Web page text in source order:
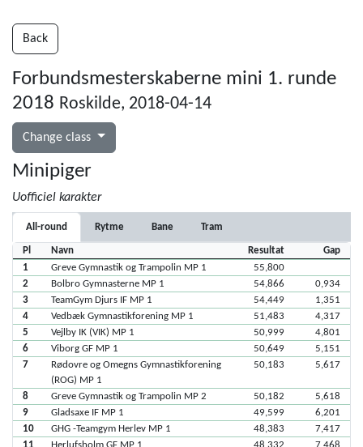
Back
Forbundsmesterskaberne mini 1. runde
2018 Roskilde, 2018-04-14
Change class
Minipiger
Uofficiel karakter
All-round Rytme Bane Tram
Pl Navn Resultat
Gap
1
Greve Gymnastik og Trampolin MP 1
55,800
2
Bolbro Gymnasterne MP 1 54,866
0,934
3
TeamGym Djurs IF MP 1 54,449
1,351
4
Vedbæk Gymnastikforening MP 1 51,483
4,317
5
Vejlby IK (VIK) MP 1 50,999
4,801
6
Viborg GF MP 1 50,649
5,151
7
Rødovre og Omegns Gymnastikforening
(ROG) MP 1
50,183 5,617
8 Greve Gymnastik og Trampolin MP 2 50,182
5,618
9
Gladsaxe IF MP 1 49,599
6,201
10
GHG -Teamgym Herlev MP 1 48,383
7,417